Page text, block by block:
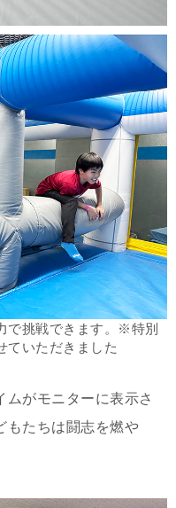
で挑戦できます。※特別
ていただきました
ムがモニターに表示さ
もたちは闘志を燃や